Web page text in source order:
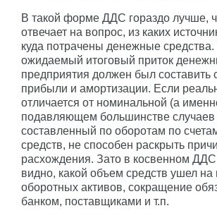
В такой форме ДДС гораздо лучше,
отвечает на вопрос, из каких
куда потрачены денежные
ожидаемый итоговый приток
предприятия должен был составить
прибыли и амортизации. Если
отличается от номинальной (а
подавляющем большинстве
составленный по оборотам по
средств, не способен раскрыть
расхождения. Зато в косвенном ДДС
видно, какой объем средств ушел
оборотных активов, сокращение
банком, поставщиками и т.п.